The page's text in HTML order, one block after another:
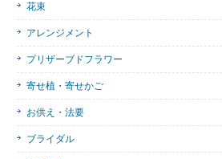
花束
アレンジメント
プリザーブドフラワー
寄せ植・寄せかご
お供え・法要
ブライダル